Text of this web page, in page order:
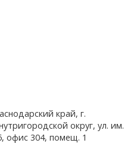
край, г.
округ, ул. им.
офис 304, помещ. 1